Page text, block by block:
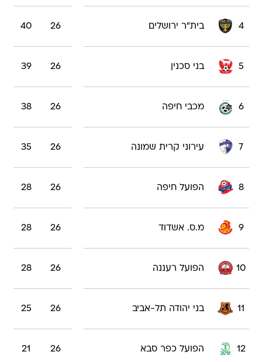
4 בית"ר ירושלים 26
40
5 בני סכנין 26
39
6 מכבי חיפה 26
38
7 עירוני קרית שמונה 26
35
8 הפועל חיפה 26
28
9 מ.ס. אשדוד 26
28
10 הפועל רעננה 26
28
11 בני יהודה תל-אביב 26
25
12 הפועל כפר סבא 26
21